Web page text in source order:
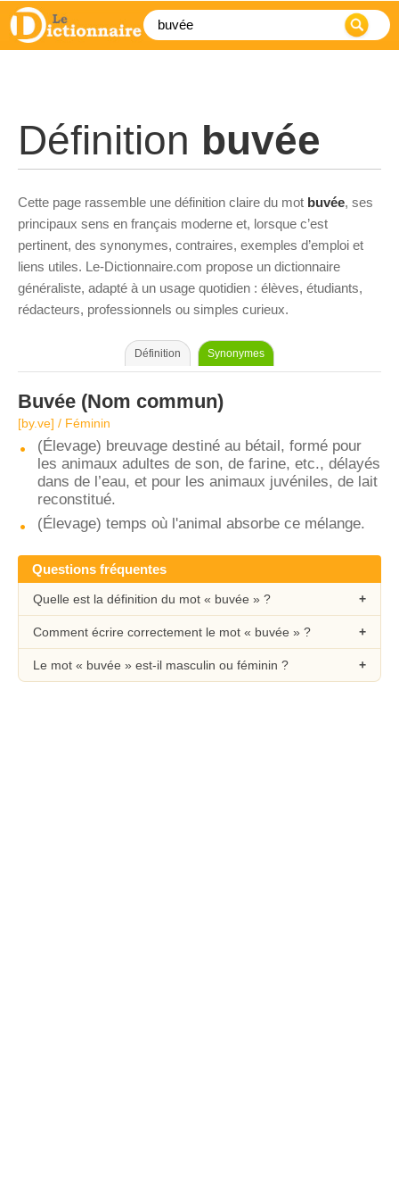
Définition buvée
Cette page rassemble une définition claire du mot buvée, ses
principaux sens en français moderne et, lorsque c’est
pertinent, des synonymes, contraires, exemples d’emploi et
liens utiles. Le-Dictionnaire.com propose un dictionnaire
généraliste, adapté à un usage quotidien : élèves, étudiants,
rédacteurs, professionnels ou simples curieux.
Définition Synonymes
Buvée (Nom commun)
[by.ve] / Féminin
(Élevage) breuvage destiné au bétail, formé pour
les animaux adultes de son, de farine, etc., délayés
dans de l’eau, et pour les animaux juvéniles, de lait
reconstitué.
(Élevage) temps où l'animal absorbe ce mélange.
Questions fréquentes
Quelle est la définition du mot « buvée » ?
Comment écrire correctement le mot « buvée » ?
Le mot « buvée » est-il masculin ou féminin ?